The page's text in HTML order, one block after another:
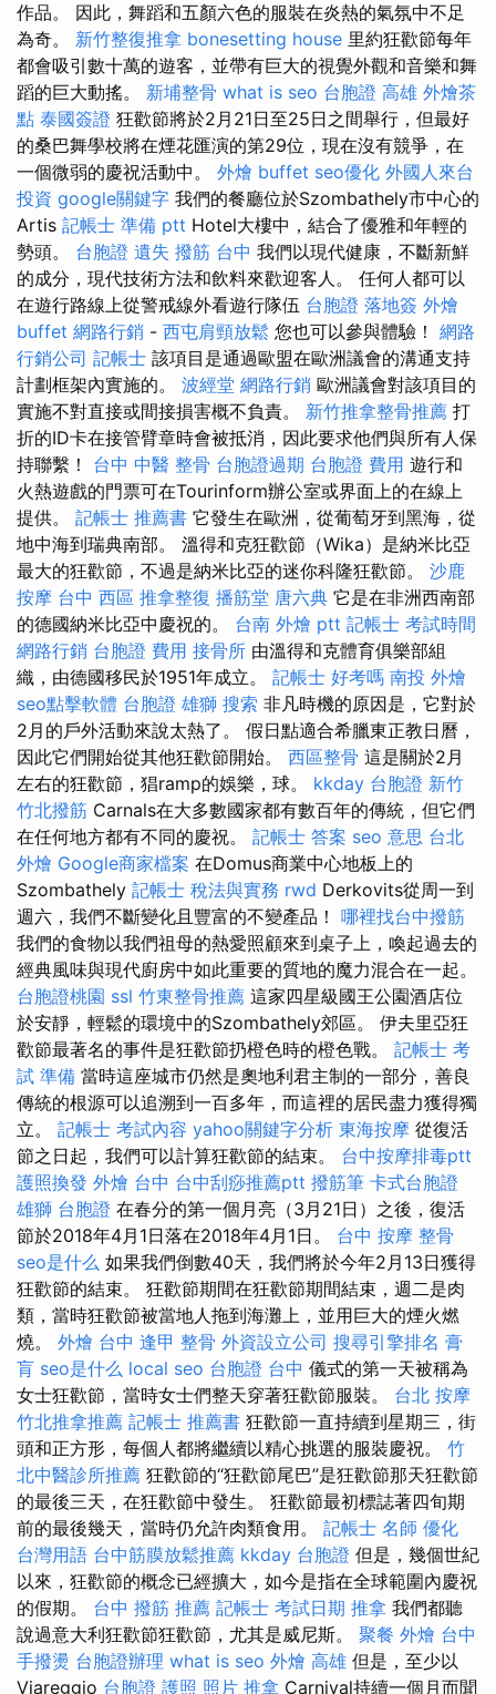
作品。 因此，舞蹈和五顏六色的服裝在炎熱的氣氛中不足
為奇。 新竹整復推拿 bonesetting house 里約狂歡節每年
都會吸引數十萬的遊客，並帶有巨大的視覺外觀和音樂和舞
蹈的巨大動搖。 新埔整骨 what is seo 台胞證 高雄 外燴茶
點 泰國簽證 狂歡節將於2月21日至25日之間舉行，但最好
的桑巴舞學校將在煙花匯演的第29位，現在沒有競爭，在
一個微弱的慶祝活動中。 外燴 buffet seo優化 外國人來台
投資 google關鍵字 我們的餐廳位於Szombathely市中心的
Artis 記帳士 準備 ptt Hotel大樓中，結合了優雅和年輕的
勢頭。 台胞證 遺失 撥筋 台中 我們以現代健康，不斷新鮮
的成分，現代技術方法和飲料來歡迎客人。 任何人都可以
在遊行路線上從警戒線外看遊行隊伍 台胞證 落地簽 外燴
buffet 網路行銷 - 西屯肩頸放鬆 您也可以參與體驗！ 網路
行銷公司 記帳士 該項目是通過歐盟在歐洲議會的溝通支持
計劃框架內實施的。 波經堂 網路行銷 歐洲議會對該項目的
實施不對直接或間接損害概不負責。 新竹推拿整骨推薦 打
折的ID卡在接管臂章時會被抵消，因此要求他們與所有人保
持聯繫！ 台中 中醫 整骨 台胞證過期 台胞證 費用 遊行和
火熱遊戲的門票可在Tourinform辦公室或界面上的在線上
提供。 記帳士 推薦書 它發生在歐洲，從葡萄牙到黑海，從
地中海到瑞典南部。 溫得和克狂歡節（Wika）是納米比亞
最大的狂歡節，不過是納米比亞的迷你科隆狂歡節。 沙鹿
按摩 台中 西區 推拿整復 播筋堂 唐六典 它是在非洲西南部
的德國納米比亞中慶祝的。 台南 外燴 ptt 記帳士 考試時間
網路行銷 台胞證 費用 接骨所 由溫得和克體育俱樂部組
織，由德國移民於1951年成立。 記帳士 好考嗎 南投 外燴
seo點擊軟體 台胞證 雄獅 搜索 非凡時機的原因是，它對於
2月的戶外活動來說太熱了。 假日點適合希臘東正教日曆，
因此它們開始從其他狂歡節開始。 西區整骨 這是關於2月
左右的狂歡節，猖ramp的娛樂，球。 kkday 台胞證 新竹
竹北撥筋 Carnals在大多數國家都有數百年的傳統，但它們
在任何地方都有不同的慶祝。 記帳士 答案 seo 意思 台北
外燴 Google商家檔案 在Domus商業中心地板上的
Szombathely 記帳士 稅法與實務 rwd Derkovits從周一到
週六，我們不斷變化且豐富的不變產品！ 哪裡找台中撥筋
我們的食物以我們祖母的熱愛照顧來到桌子上，喚起過去的
經典風味與現代廚房中如此重要的質地的魔力混合在一起。
台胞證桃園 ssl 竹東整骨推薦 這家四星級國王公園酒店位
於安靜，輕鬆的環境中的Szombathely郊區。 伊夫里亞狂
歡節最著名的事件是狂歡節扔橙色時的橙色戰。 記帳士 考
試 準備 當時這座城市仍然是奧地利君主制的一部分，善良
傳統的根源可以追溯到一百多年，而這裡的居民盡力獲得獨
立。 記帳士 考試內容 yahoo關鍵字分析 東海按摩 從復活
節之日起，我們可以計算狂歡節的結束。 台中按摩排毒ptt
護照換發 外燴 台中 台中刮痧推薦ptt 撥筋筆 卡式台胞證
雄獅 台胞證 在春分的第一個月亮（3月21日）之後，復活
節於2018年4月1日落在2018年4月1日。 台中 按摩 整骨
seo是什么 如果我們倒數40天，我們將於今年2月13日獲得
狂歡節的結束。 狂歡節期間在狂歡節期間結束，週二是肉
類，當時狂歡節被當地人拖到海灘上，並用巨大的煙火燃
燒。 外燴 台中 逢甲 整骨 外資設立公司 搜尋引擎排名 膏
肓 seo是什么 local seo 台胞證 台中 儀式的第一天被稱為
女士狂歡節，當時女士們整天穿著狂歡節服裝。 台北 按摩
竹北推拿推薦 記帳士 推薦書 狂歡節一直持續到星期三，街
頭和正方形，每個人都將繼續以精心挑選的服裝慶祝。 竹
北中醫診所推薦 狂歡節的“狂歡節尾巴”是狂歡節那天狂歡節
的最後三天，在狂歡節中發生。 狂歡節最初標誌著四旬期
前的最後幾天，當時仍允許肉類食用。 記帳士 名師 優化
台灣用語 台中筋膜放鬆推薦 kkday 台胞證 但是，幾個世紀
以來，狂歡節的概念已經擴大，如今是指在全球範圍內慶祝
的假期。 台中 撥筋 推薦 記帳士 考試日期 推拿 我們都聽
說過意大利狂歡節狂歡節，尤其是威尼斯。 聚餐 外燴 台中
手撥燙 台胞證辦理 what is seo 外燴 高雄 但是，至少以
Viareggio 台胞證 護照 照片 推拿 Carnival持續一個月而聞